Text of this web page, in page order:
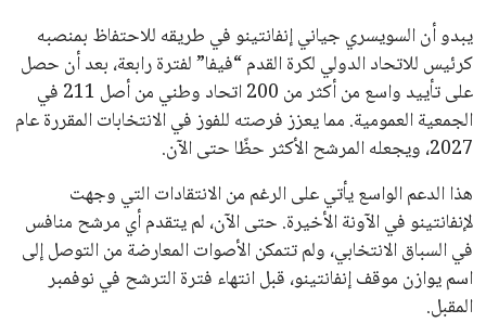
يبدو أن السويسري جياني إنفانتينو في طريقه للاحتفاظ بمنصبه
كرئيس للاتحاد الدولي لكرة القدم “فيفا” لفترة رابعة، بعد أن حصل
على تأييد واسع من أكثر من 200 اتحاد وطني من أصل 211 في
الجمعية العمومية. مما يعزز فرصته للفوز في الانتخابات المقررة عام
2027، ويجعله المرشح الأكثر حظًا حتى الآن.
هذا الدعم الواسع يأتي على الرغم من الانتقادات التي وجهت
لإنفانتينو في الآونة الأخيرة. حتى الآن، لم يتقدم أي مرشح منافس
في السباق الانتخابي، ولم تتمكن الأصوات المعارضة من التوصل إلى
اسم يوازن موقف إنفانتينو، قبل انتهاء فترة الترشح في نوفمبر
المقبل.